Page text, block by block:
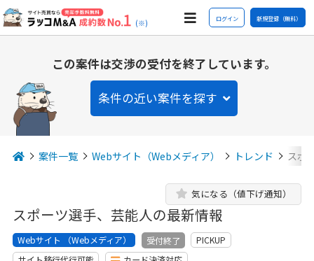
(※) ログイン 新規登録（無料）
この案件は交渉の受付を終了しています。
条件の近い案件を探す
案件一覧 Webサイト（Webメディア） トレンド スポ
スポーツ選手、芸能人の最新情報
気になる（値下げ通知）
Webサイト （Webメディア） 受付終了
PICKUP